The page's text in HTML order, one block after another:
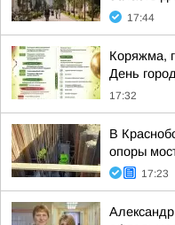
17:44
Коряжма,
День
17:32
В
опоры
17:23